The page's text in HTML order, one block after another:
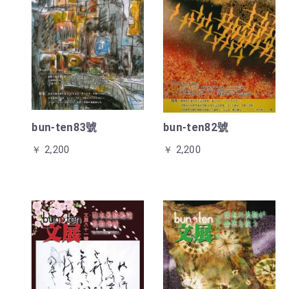
bun-ten83號
￥ 2,200
bun-ten82號
￥ 2,200